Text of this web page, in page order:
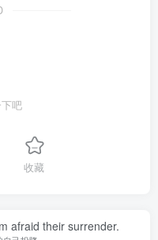
吧
收藏
afraid their surrender.